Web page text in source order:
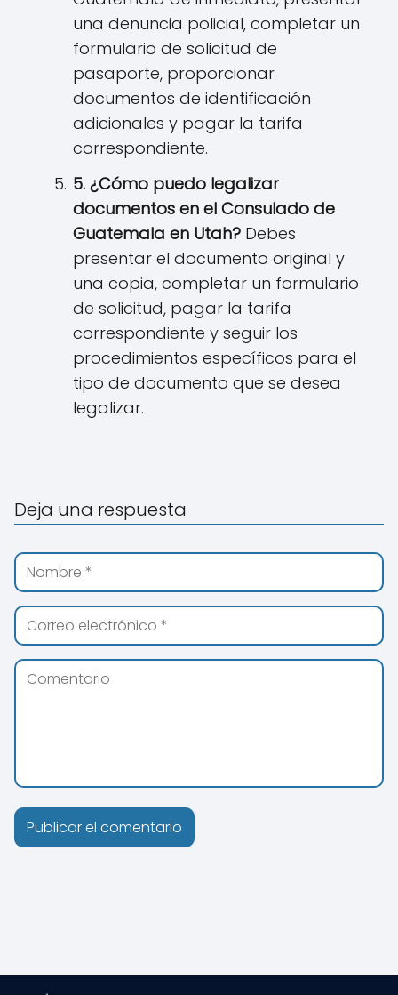
una denuncia policial, completar un
formulario de solicitud de
pasaporte, proporcionar
documentos de identificación
adicionales y pagar la tarifa
correspondiente.
5. ¿Cómo puedo legalizar
documentos en el Consulado de
Guatemala en Utah? Debes
presentar el documento original y
una copia, completar un formulario
de solicitud, pagar la tarifa
correspondiente y seguir los
procedimientos específicos para el
tipo de documento que se desea
legalizar.
Deja una respuesta